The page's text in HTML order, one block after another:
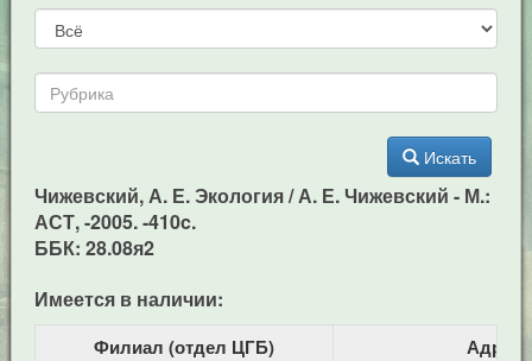
Искать
Чижевский, А. Е. Экология / А. Е. Чижевский - М.:
АСТ, -2005. -410c.
ББК: 28.08я2
Имеется в наличии:
Филиал (отдел ЦГБ) Адрес